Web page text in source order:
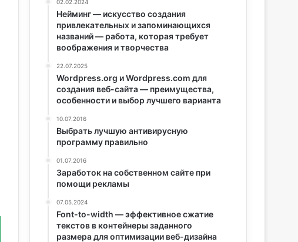
02.02.2024
Нейминг — искусство создания
привлекательных и запоминающихся
названий — работа, которая требует
воображения и творчества
22.07.2025
Wordpress.org и Wordpress.com для
создания веб-сайта — преимущества,
особенности и выбор лучшего варианта
10.07.2016
Выбрать лучшую антивирусную
программу правильно
01.07.2016
Заработок на собственном сайте при
помощи рекламы
07.05.2024
Font-to-width — эффективное сжатие
текстов в контейнеры заданного
размера для оптимизации веб-дизайна